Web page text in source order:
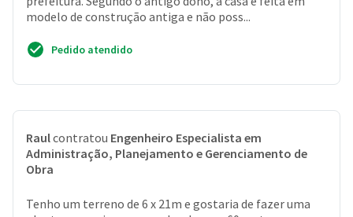
modelo de construção antiga e não poss...
Pedido atendido
Raulcontratou Engenheiro Especialista em
Administração, Planejamento e Gerenciamento de
Obra
Tenho um terreno de 6 x 21m e gostaria de fazer uma